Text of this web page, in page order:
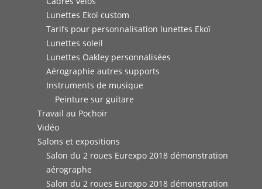
Lunettes Ekoï custom
Tarifs pour personnalisation lunettes Ekoï
Lunettes soleil
Lunettes Oakley personnalisées
Aérographie autres supports
Instruments de musique
Peinture sur guitare
Travail au Pochoir
Vidéo
Salons et expositions
Salon du 2 roues Eurexpo 2018 démonstration
aérographe
Salon du 2 roues Eurexpo 2018 démonstration